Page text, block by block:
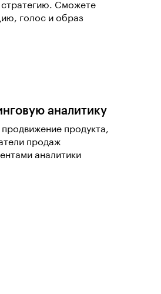
Сможете
голос и образ
аналитику
продукта,
продаж
аналитики